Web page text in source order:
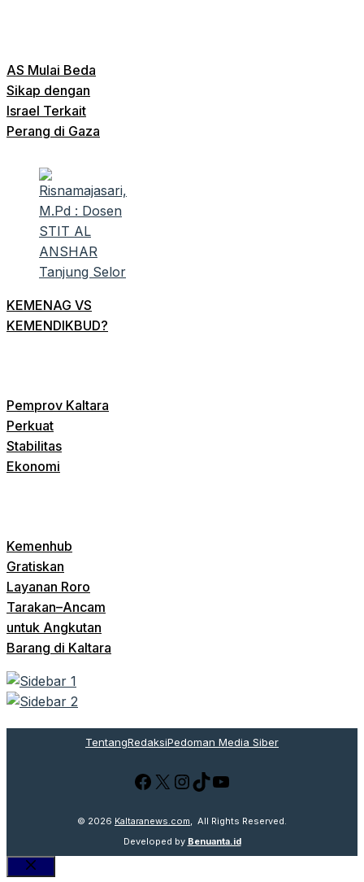
AS Mulai Beda
Sikap dengan
Israel Terkait
Perang di Gaza
KEMENAG VS
KEMENDIKBUD?
Pemprov Kaltara
Perkuat
Stabilitas
Ekonomi
Kemenhub
Gratiskan
Layanan Roro
Tarakan–Ancam
untuk Angkutan
Barang di Kaltara
TentangRedaksiPedoman Media Siber
Facebook
X Instagram
TikTok
YouTube
© 2026 Kaltaranews.com , All Rights Reserved.
Developed by Benuanta.id